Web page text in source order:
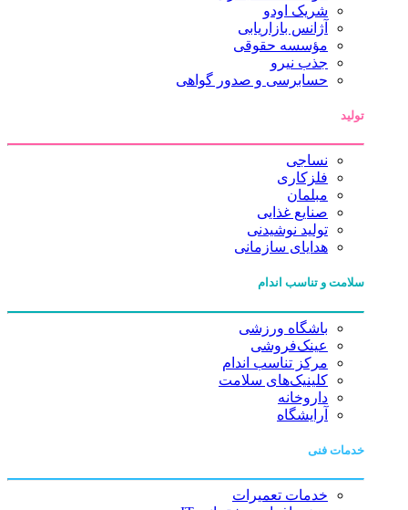
شریک اودو
آژانس بازاریابی
مؤسسه حقوقی
جذب نیرو
حسابرسی و صدور گواهی
تولید
نساجی
فلزکاری
مبلمان
صنایع غذایی
تولید نوشیدنی
هدایای سازمانی
سلامت و تناسب اندام
باشگاه ورزشی
عینک‌فروشی
مرکز تناسب اندام
کلینیک‌های سلامت
داروخانه
آرایشگاه
خدمات فنی
خدمات تعمیرات